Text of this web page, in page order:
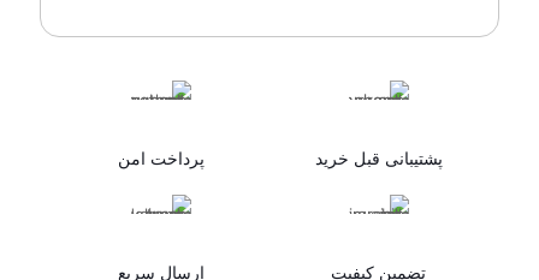
پشتیبانی قبل خرید پرداخت امن
تضمین کیفیت ارسال سریع